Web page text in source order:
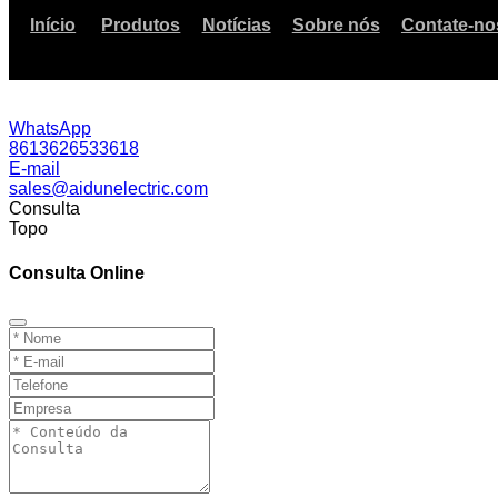
Início Produtos Notícias Sobre nós Contate-
WhatsApp
8613626533618
E-mail
sales@aidunelectric.com
Consulta
Topo
Consulta Online